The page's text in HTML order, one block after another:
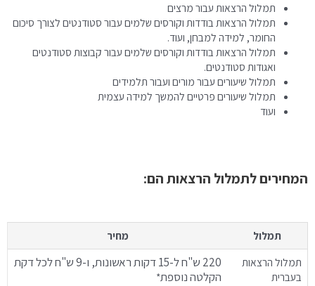
תמלול הרצאות עבור מרצים
תמלול הרצאות בודדות וקורסים שלמים עבור סטודנטים לצורך סיכום
החומר, למידה למבחן, ועוד.
תמלול הרצאות בודדות וקורסים שלמים עבור קבוצות סטודנטים
ואגודות סטודנטים.
תמלול שיעורים עבור מורים ועבור תלמידים
תמלול שיעורים פרטיים להמשך למידה עצמית
ועוד
המחירים לתמלול הרצאות הם:
תמלול
מחיר
תמלול הרצאות
בעברית
220 ש"ח ל-15 דקות ראשונות, ו-9 ש"ח לכל דקת
הקלטה נוספת*